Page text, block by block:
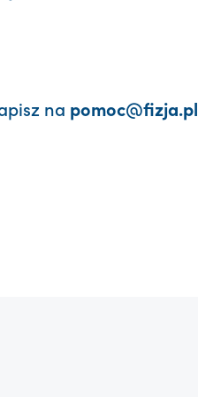
na pomoc@fizja.pl